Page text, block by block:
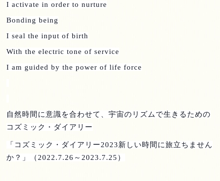
I activate in order to nurture
Bonding being
I seal the input of birth
With the electric tone of service
I am guided by the power of life force
自然時間に意識を合わせて、宇宙のリズムで生きるための
コズミック・ダイアリー
「コズミック・ダイアリー2023新しい時間に旅立ちません
か？」（ 2022.7.26 ～ 2023.7.25 ）